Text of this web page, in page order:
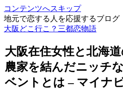
コンテンツへスキップ
地元で恋する人を応援するブログ
大阪どこ行こ？三都恋物語
大阪在住女性と北海
農家を結んだニッチ
ベントとは – マイナ